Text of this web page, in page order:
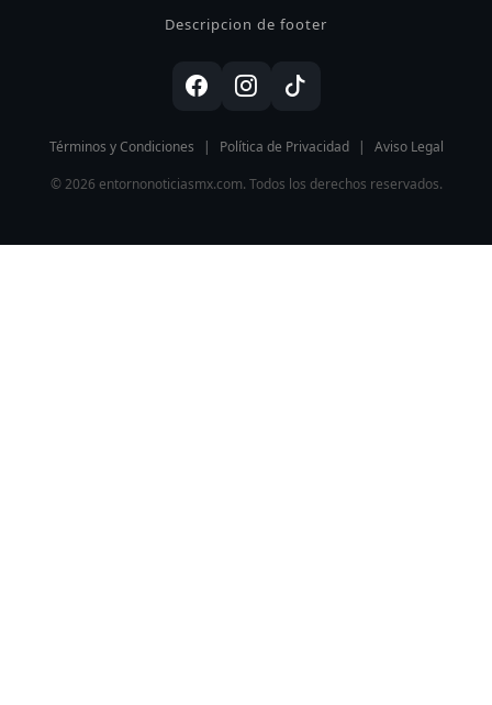
Descripcion de footer
Términos y Condiciones | Política de Privacidad |
Aviso Legal
© 2026 entornonoticiasmx.com. Todos los derechos reservados.